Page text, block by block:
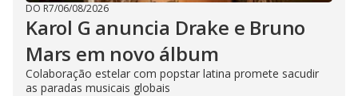
DO R7/06/08/2026
Karol G anuncia Drake e Bruno
Mars em novo álbum
Colaboração estelar com popstar latina promete sacudir
as paradas musicais globais